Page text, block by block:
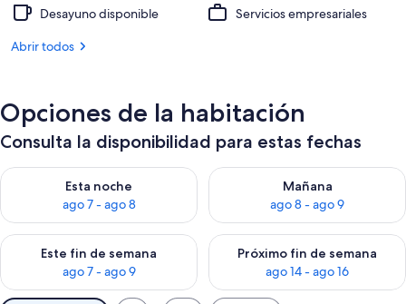
Desayuno disponible
Servicios empresariales
Abrir todos
Opciones de la habitación
Consulta la disponibilidad para estas fechas
Esta noche
ago 7 - ago 8
Consulta la disponibilidad para esta noche, ago 7 - ago 8
Mañana
ago 8 - ago 9
Consulta la disponibilidad
Este fin de semana
ago 7 - ago 9
Consulta la disponibilidad para este fin de semana, ago 7 -
Próximo fin de semana
ago 14 - ago 16
Consulta la disponibilidad